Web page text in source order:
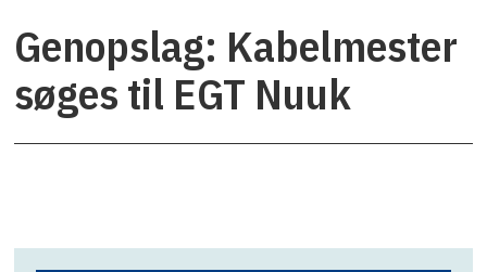
Genopslag: Kabelmester
søges til EGT Nuuk